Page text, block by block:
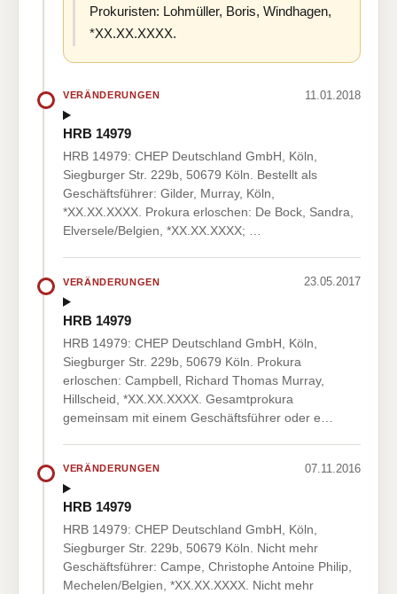
Prokuristen: Lohmüller, Boris, Windhagen,
*XX.XX.XXXX.
VERÄNDERUNGEN 11.01.2018
HRB 14979
HRB 14979: CHEP Deutschland GmbH, Köln,
Siegburger Str. 229b, 50679 Köln. Bestellt als
Geschäftsführer: Gilder, Murray, Köln,
*XX.XX.XXXX. Prokura erloschen: De Bock, Sandra,
Elversele/Belgien, *XX.XX.XXXX; …
VERÄNDERUNGEN 23.05.2017
HRB 14979
HRB 14979: CHEP Deutschland GmbH, Köln,
Siegburger Str. 229b, 50679 Köln. Prokura
erloschen: Campbell, Richard Thomas Murray,
Hillscheid, *XX.XX.XXXX. Gesamtprokura
gemeinsam mit einem Geschäftsführer oder e…
VERÄNDERUNGEN 07.11.2016
HRB 14979
HRB 14979: CHEP Deutschland GmbH, Köln,
Siegburger Str. 229b, 50679 Köln. Nicht mehr
Geschäftsführer: Campe, Christophe Antoine Philip,
Mechelen/Belgien, *XX.XX.XXXX. Nicht mehr